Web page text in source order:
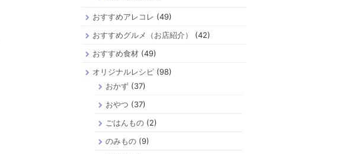
おすすめアレコレ (49)
おすすめグルメ（お店紹介）
(42)
おすすめ食材(49)
オリジナルレシピ(98)
おかず(37)
おやつ (37)
ごはんもの(2)
のみもの(9)